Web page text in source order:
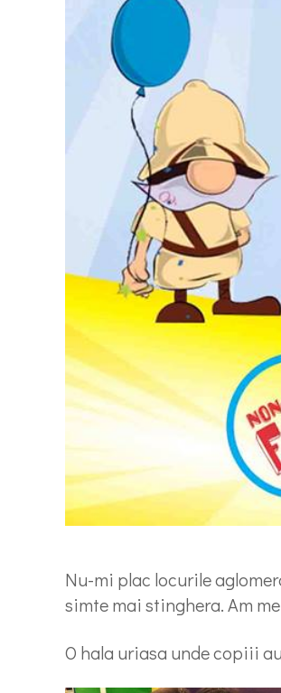
Nu-mi plac locurile
simte mai stinghera. Am
O hala uriasa unde copiii